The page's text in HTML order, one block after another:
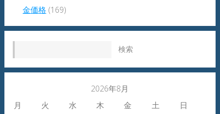
金価格 (169)
2026年8月
月
火 水 木 金 土 日